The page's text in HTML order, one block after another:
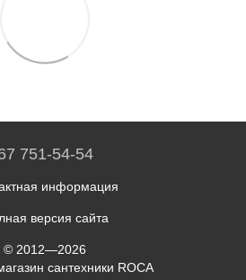
751-54-54
информация
версия сайта
© 2012—2026
сантехники ROCA